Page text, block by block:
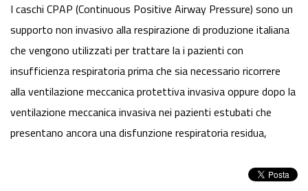
I caschi CPAP (Continuous Positive Airway Pressure) sono un
supporto non invasivo alla respirazione di produzione italiana
che vengono utilizzati per trattare la i pazienti con
insufficienza respiratoria prima che sia necessario ricorrere
alla ventilazione meccanica protettiva invasiva oppure dopo la
ventilazione meccanica invasiva nei pazienti estubati che
presentano ancora una disfunzione respiratoria residua,